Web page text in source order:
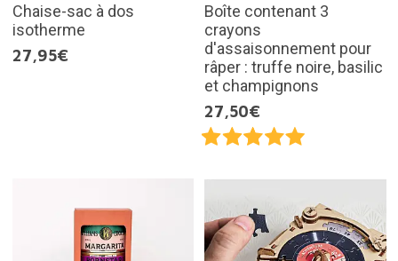
Chaise-sac à dos
isotherme
27,95€
Boîte contenant 3
crayons
d'assaisonnement pour
râper : truffe noire, basilic
et champignons
27,50€